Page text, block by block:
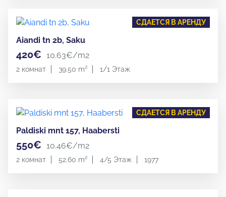
СДАЕТСЯ В АРЕНДУ
Aiandi tn 2b, Saku
420€ 10.63€/m2
2 комнат 39.50 m² 1/1 Этаж
СДАЕТСЯ В АРЕНДУ
Paldiski mnt 157, Haabersti
550€ 10.46€/m2
2 комнат 52.60 m² 4/5 Этаж 1977